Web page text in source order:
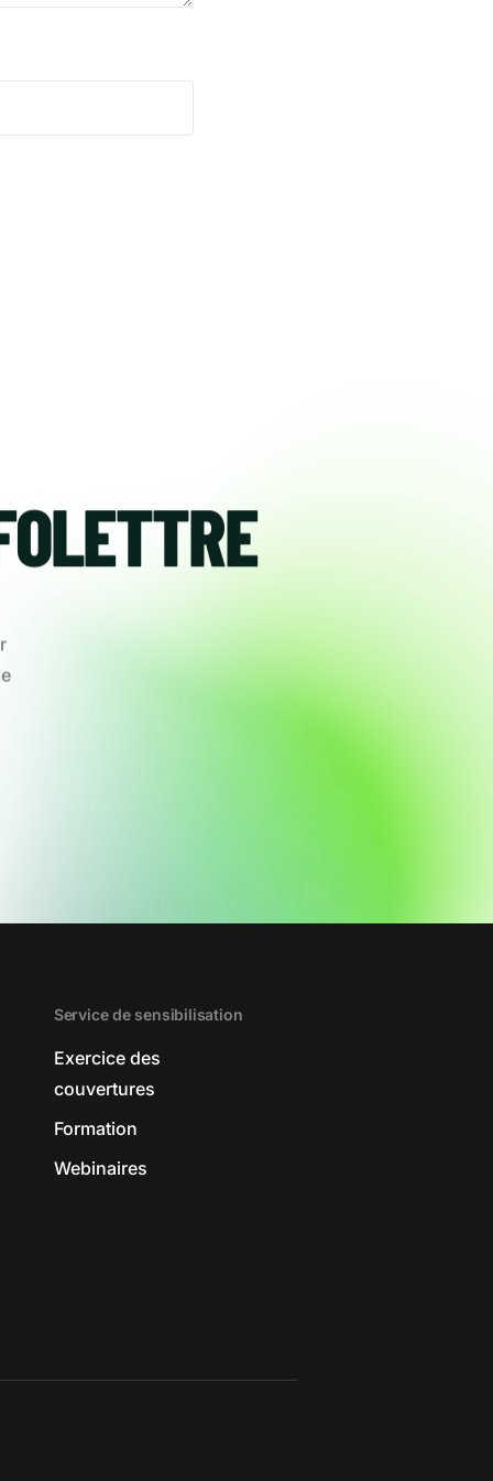
Service de sensibilisation
Exercice des
couvertures
Formation
Webinaires